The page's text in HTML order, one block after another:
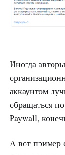
Иногда
аккаунтом
обращаться
Paywall,
А вот пример